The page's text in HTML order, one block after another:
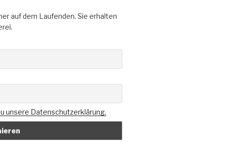
auf dem Laufenden. Sie erhalten
unsere Datenschutzerklärung.